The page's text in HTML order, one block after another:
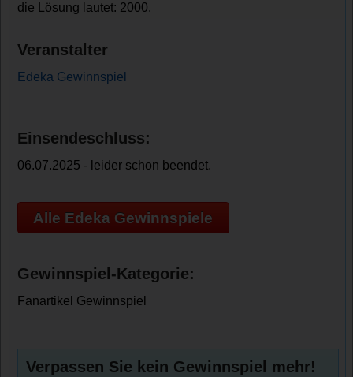
die Lösung lautet: 2000.
Veranstalter
Edeka Gewinnspiel
Einsendeschluss:
06.07.2025 - leider schon beendet.
Alle Edeka Gewinnspiele
Gewinnspiel-Kategorie:
Fanartikel Gewinnspiel
Verpassen Sie kein Gewinnspiel mehr!